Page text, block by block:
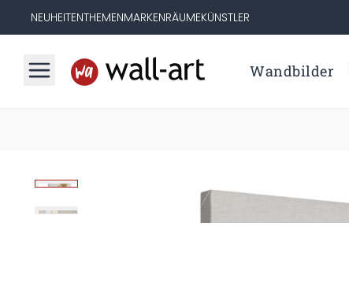
NEUHEITENTHEMENMARKENRÄUMEKÜNSTLER
Wandbilder